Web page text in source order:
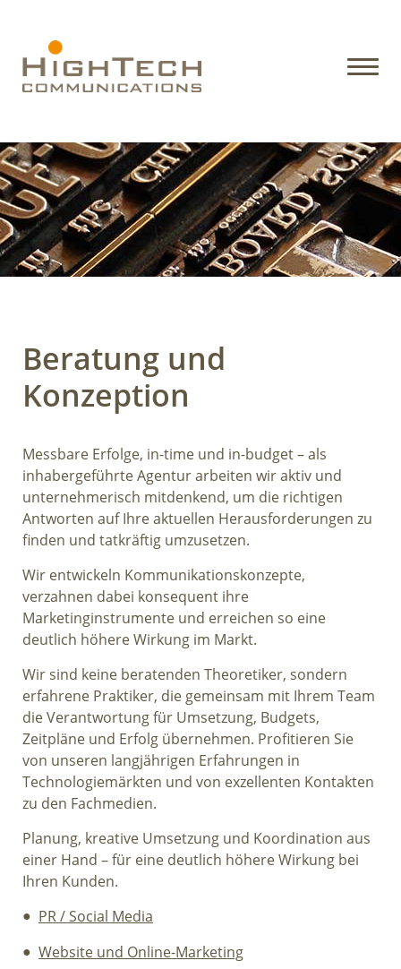
Beratung und
Konzeption
Messbare Erfolge, in-time und in-budget – als
inhabergeführte Agentur arbeiten wir aktiv und
unternehmerisch mitdenkend, um die richtigen
Antworten auf Ihre aktuellen Herausforderungen zu
finden und tatkräftig umzusetzen.
Wir entwickeln Kommunikationskonzepte,
verzahnen dabei konsequent ihre
Marketinginstrumente und erreichen so eine
deutlich höhere Wirkung im Markt.
Wir sind keine beratenden Theoretiker, sondern
erfahrene Praktiker, die gemeinsam mit Ihrem Team
die Verantwortung für Umsetzung, Budgets,
Zeitpläne und Erfolg übernehmen. Profitieren Sie
von unseren langjährigen Erfahrungen in
Technologiemärkten und von exzellenten Kontakten
zu den Fachmedien.
Planung, kreative Umsetzung und Koordination aus
einer Hand – für eine deutlich höhere Wirkung bei
Ihren Kunden.
PR / Social Media
Website und Online-Marketing